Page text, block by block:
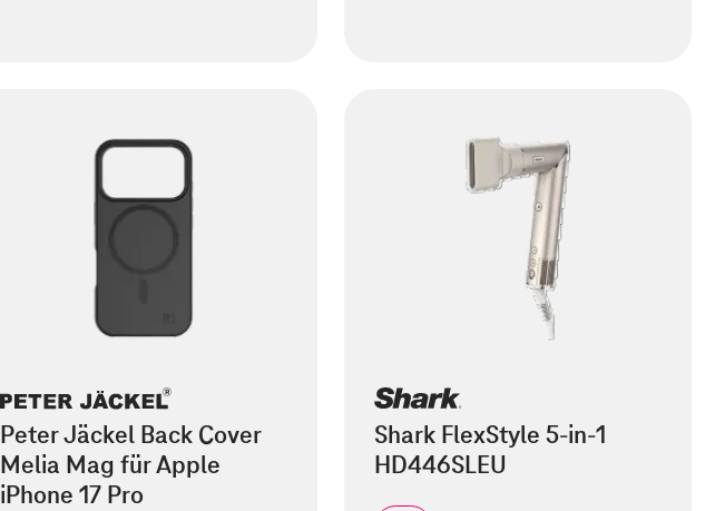
Peter Jäckel Back Cover
Melia Mag für Apple
iPhone 17 Pro
Shark FlexStyle 5-in-1
HD446SLEU